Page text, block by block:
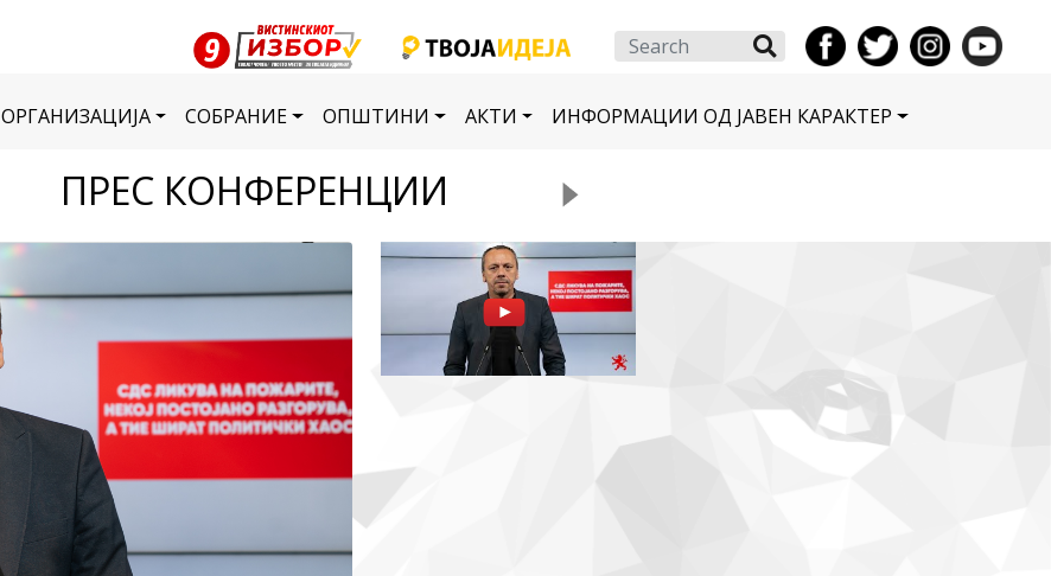
Search
ОРГАНИЗАЦИЈА СОБРАНИЕ ОПШТИНИ АКТИ ИНФОРМАЦИИ ОД ЈАВЕН КАРАКТЕР
ПРЕС КОНФЕРЕНЦИИ